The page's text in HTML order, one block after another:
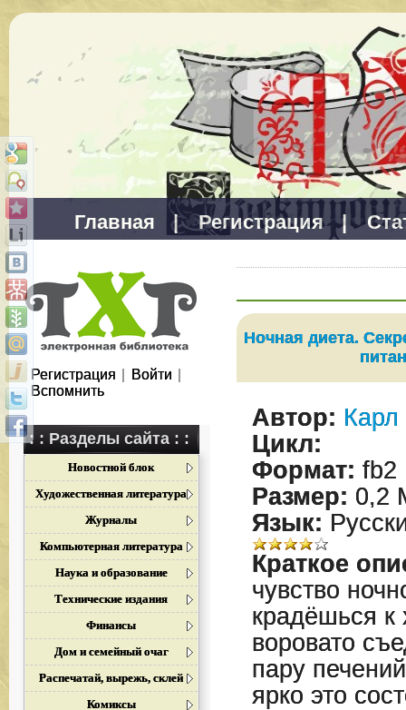
Главная | Регистрация |
Регистрация Войти
Вспомнить
: : Разделы сайта : :
Новостной блок
Художественная литература
Журналы
Компьютерная литература
Наука и образование
Технические издания
Финансы
Дом и семейный очаг
Распечатай, вырежь, склей
Комиксы
Ночная диета.
Автор:
Цикл:
Формат: fb2
Размер: 0,2
Язык:
Краткое
чувство
крадёшься к
воровато
пару
ярко это